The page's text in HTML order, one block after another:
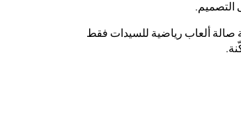
صالة ألعاب رياضية للسيدات فقط